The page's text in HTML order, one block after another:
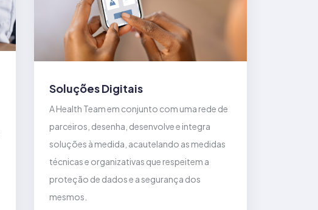
Soluções Digitais
A Health Team em conjunto com uma rede de
parceiros, desenha, desenvolve e integra
soluções à medida, acautelando as medidas
técnicas e organizativas que respeitem a
proteção de dados e a segurança dos
mesmos.